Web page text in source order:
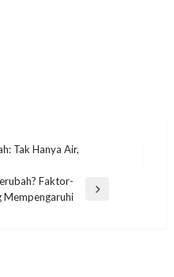
Tak Hanya Air,
Faktor-
Mempengaruhi